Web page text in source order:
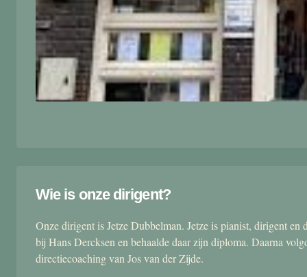
Wie is onze dirigent?
Onze dirigent is Jetze Dubbelman. Jetze is pianist, dirigent
bij Hans Dercksen en behaalde daar zijn diploma. Daarna
directiecoaching van Jos van der Zijde.